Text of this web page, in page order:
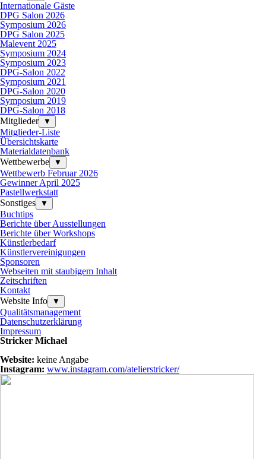
Internationale Gäste
DPG Salon 2026
Symposium 2026
DPG Salon 2025
Malevent 2025
Symposium 2024
Symposium 2023
DPG-Salon 2022
Symposium 2021
DPG-Salon 2020
Symposium 2019
DPG-Salon 2018
Mitglieder
▼
Mitglieder-Liste
Übersichtskarte
Materialdatenbank
Wettbewerbe
▼
Wettbewerb Februar 2026
Gewinner April 2025
Pastellwerkstatt
Sonstiges
▼
Buchtips
Berichte über Ausstellungen
Berichte über Workshops
Künstlerbedarf
Künstlervereinigungen
Sponsoren
Webseiten mit staubigem Inhalt
Zeitschriften
Kontakt
Website Info
▼
Qualitätsmanagement
Datenschutzerklärung
Impressum
Stricker Michael
Website: keine Angabe
Instagram: www.instagram.com/atelierstricker/